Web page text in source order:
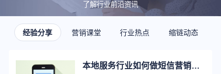
了解行业前沿资讯
经验分享 营销课堂 行业热点 缩链动态
本地服务行业如何做短信营销？需要注意什么？